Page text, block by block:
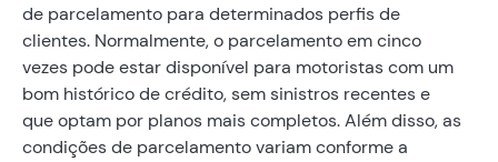
de parcelamento para determinados perfis de
clientes. Normalmente, o parcelamento em cinco
vezes pode estar disponível para motoristas com um
bom histórico de crédito, sem sinistros recentes e
que optam por planos mais completos. Além disso, as
condições de parcelamento variam conforme a